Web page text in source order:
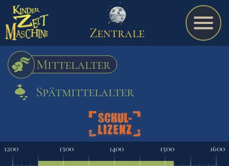
Spiel
A bis Z
Zentrale
Mittelalter
Spätmittelalter
1200 1300 1400 1500 1600